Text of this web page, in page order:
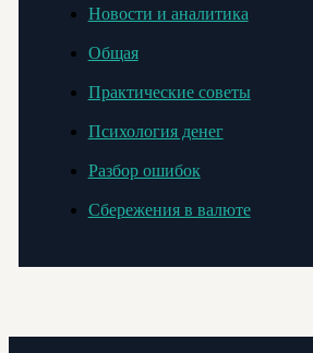
Новости и аналитика
Общая
Практические советы
Психология денег
Разбор ошибок
Сбережения в валюте